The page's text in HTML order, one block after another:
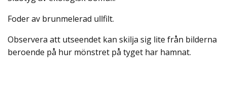
Foder av brunmelerad ullfilt.
Observera att utseendet kan skilja sig lite från bilderna
beroende på hur mönstret på tyget har hamnat.